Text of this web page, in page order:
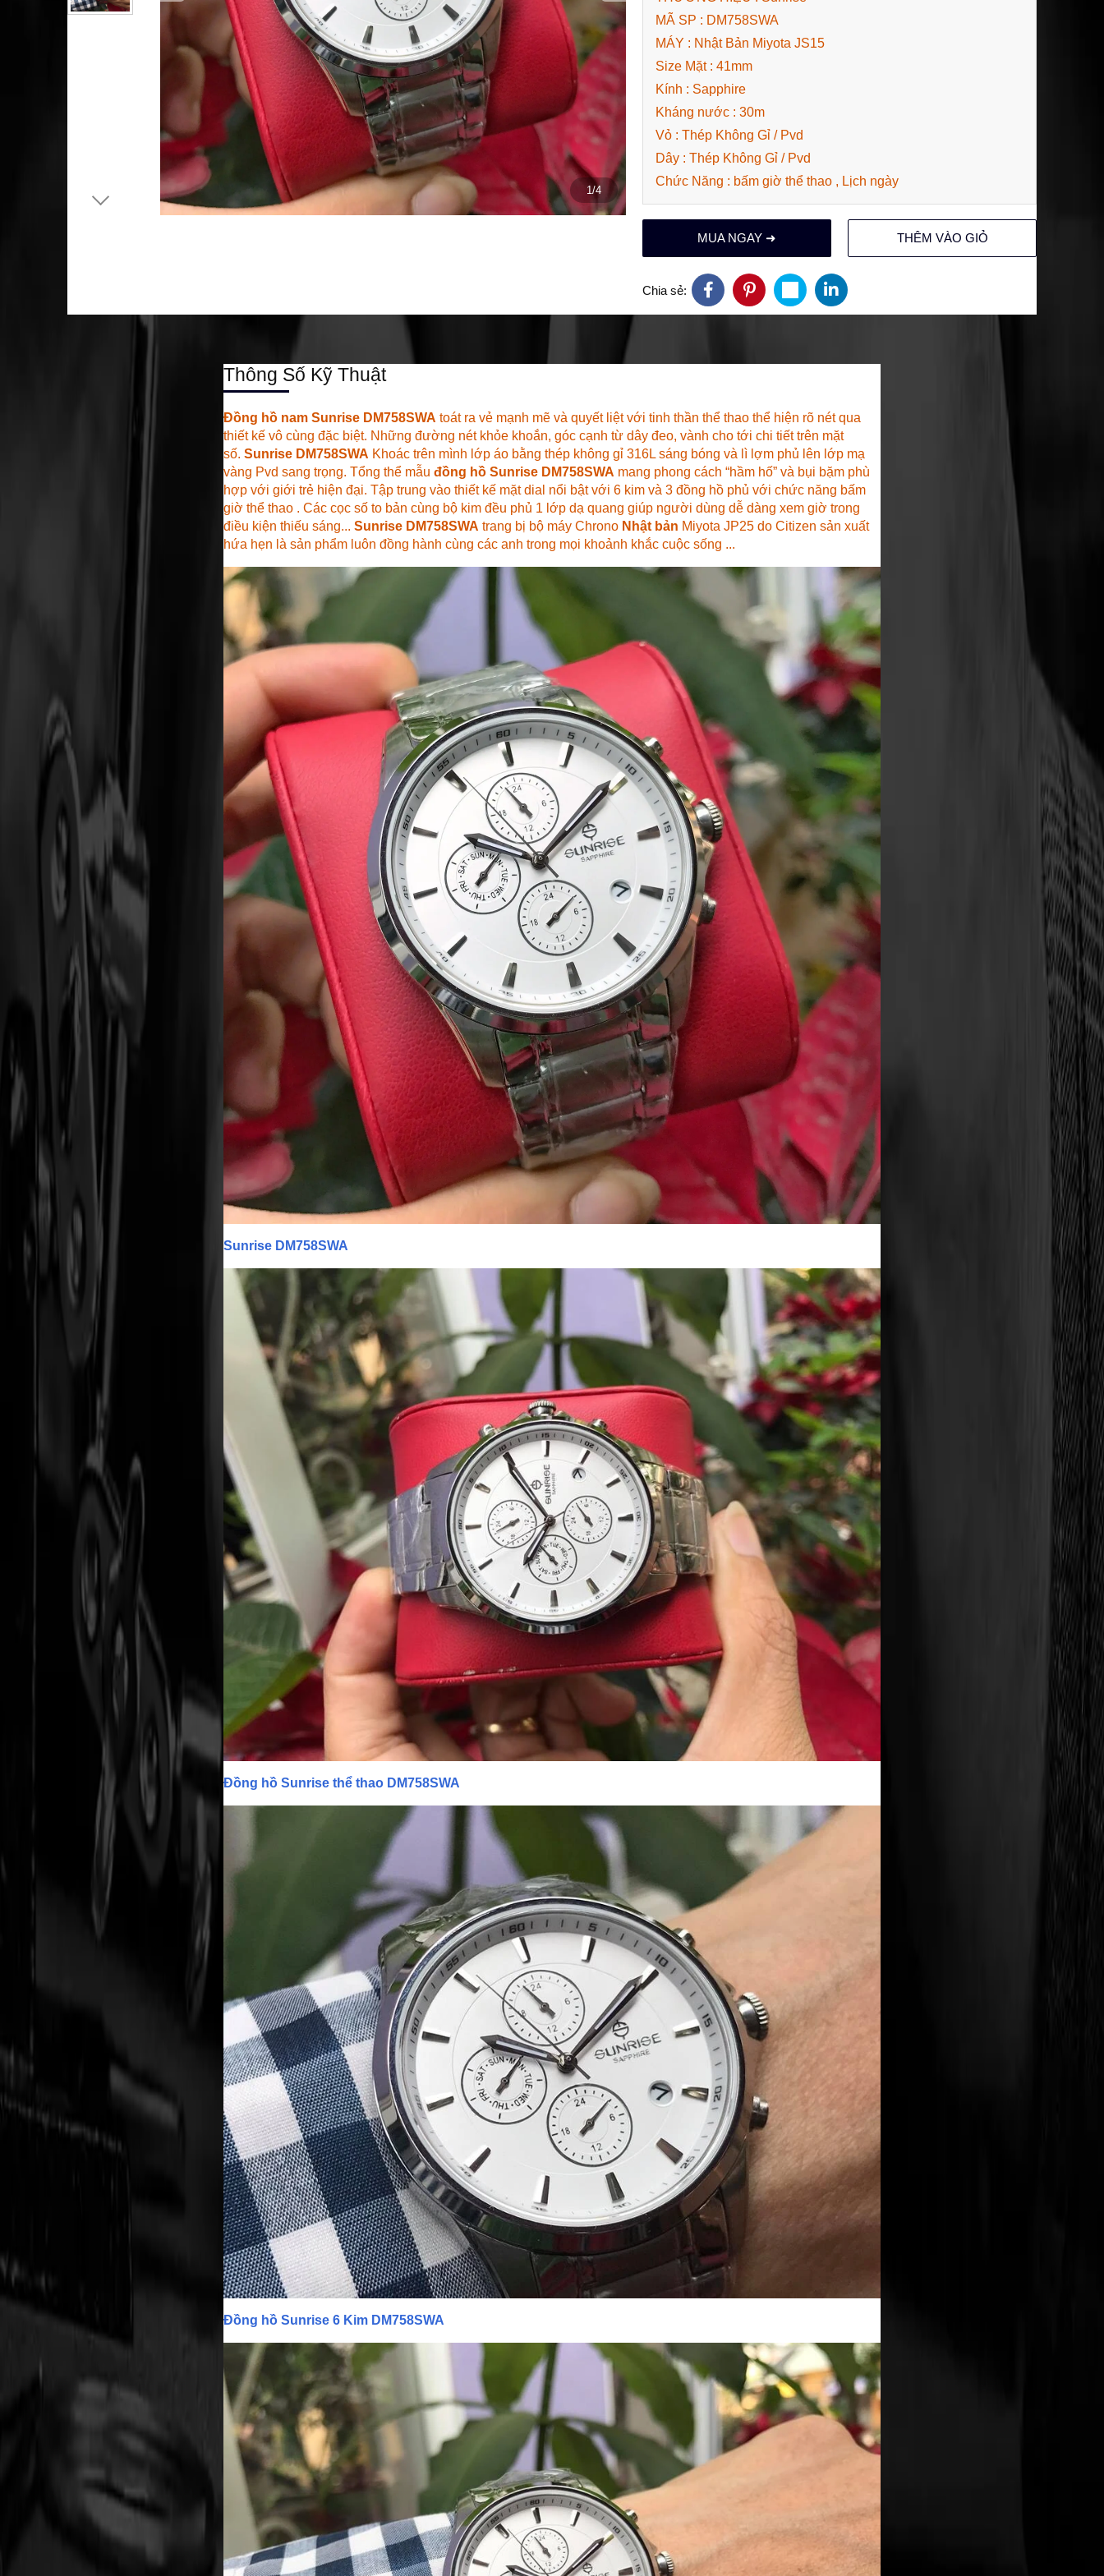
1/4
MÃ SP : DM758SWA
MÁY : Nhật Bản Miyota JS15
Size Mặt : 41mm
Kính : Sapphire
Kháng nước : 30m
Vỏ : Thép Không Gỉ / Pvd
Dây : Thép Không Gỉ / Pvd
Chức Năng : bấm giờ thể thao , Lịch ngày
MUA NGAY ➜ THÊM VÀO GIỎ
Chia sẻ:
Thông Số Kỹ Thuật
Đồng hồ nam Sunrise DM758SWA toát ra vẻ mạnh mẽ và quyết liệt với tinh thần thể thao thể hiện rõ nét qua
thiết kế vô cùng đặc biệt. Những đường nét khỏe khoắn, góc cạnh từ dây đeo, vành cho tới chi tiết trên mặt
số. Sunrise DM758SWA Khoác trên mình lớp áo bằng thép không gỉ 316L sáng bóng và lì lợm phủ lên lớp mạ
vàng Pvd sang trọng. Tổng thể mẫu đồng hồ Sunrise DM758SWA mang phong cách “hầm hố” và bụi bặm phù
hợp với giới trẻ hiện đại. Tập trung vào thiết kế mặt dial nổi bật với 6 kim và 3 đồng hồ phủ với chức năng bấm
giờ thể thao . Các cọc số to bản cùng bộ kim đều phủ 1 lớp dạ quang giúp người dùng dễ dàng xem giờ trong
điều kiện thiếu sáng... Sunrise DM758SWA trang bị bộ máy Chrono Nhật bản Miyota JP25 do Citizen sản xuất
hứa hẹn là sản phẩm luôn đồng hành cùng các anh trong mọi khoảnh khắc cuộc sống ...
Sunrise DM758SWA
Đồng hồ Sunrise thể thao DM758SWA
Đồng hồ Sunrise 6 Kim DM758SWA